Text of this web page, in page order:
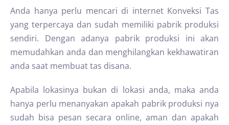
Anda hanya perlu mencari di internet Konveksi Tas
yang terpercaya dan sudah memiliki pabrik produksi
sendiri. Dengan adanya pabrik produksi ini akan
memudahkan anda dan menghilangkan kekhawatiran
anda saat membuat tas disana.
Apabila lokasinya bukan di lokasi anda, maka anda
hanya perlu menanyakan apakah pabrik produksi nya
sudah bisa pesan secara online, aman dan apakah